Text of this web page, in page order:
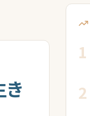
1
2